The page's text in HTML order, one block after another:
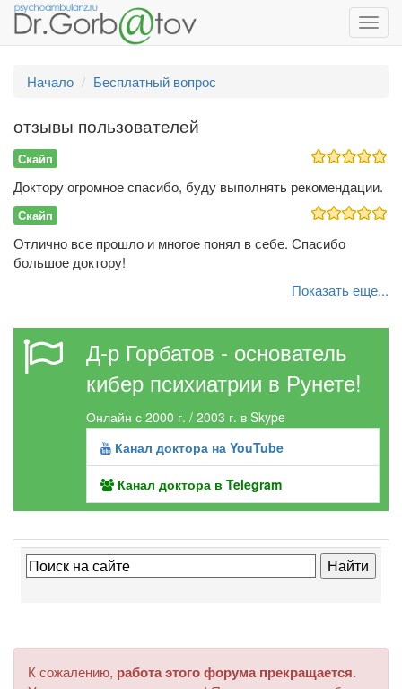
Начало
Бесплатный вопрос
отзывы пользователей
Скайп
Доктору огромное спасибо, буду выполнять рекомендации.
Скайп
Отлично все прошло и многое понял в себе. Спасибо
большое доктору!
Показать еще...
Д-р Горбатов - основатель
кибер психиатрии в Рунете!
Онлайн с 2000 г. / 2003 г. в Skype
Канал доктора на YouTube
Канал доктора в Telegram
К сожалению, работа этого форума прекращается.